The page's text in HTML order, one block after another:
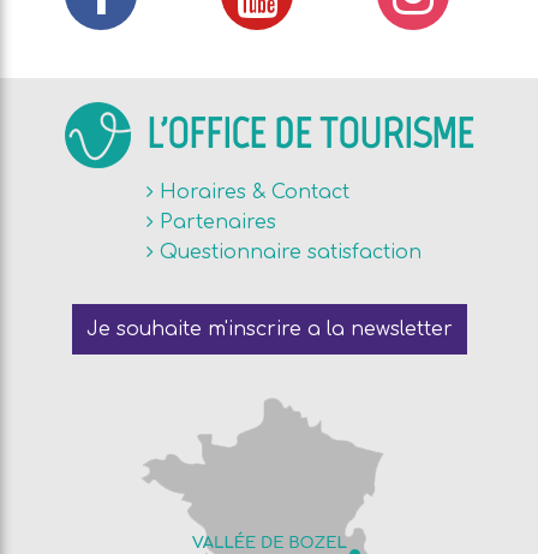
L'OFFICE DE TOURISME
Horaires & Contact
Partenaires
Questionnaire satisfaction
Je souhaite m'inscrire a la newsletter